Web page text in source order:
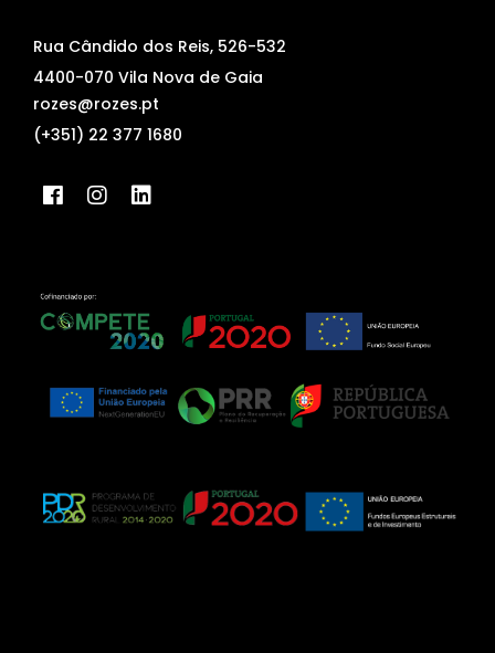
Rua Cândido dos Reis, 526-532
4400-070 Vila Nova de Gaia
rozes@rozes.pt
(+351) 22 377 1680